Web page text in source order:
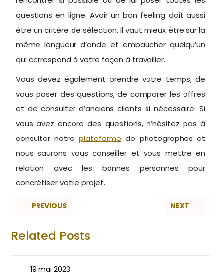
questions en ligne. Avoir un bon feeling doit aussi
être un critère de sélection. Il vaut mieux être sur la
même longueur d’onde et embaucher quelqu’un
qui correspond à votre façon à travailler.
Vous devez également prendre votre temps, de
vous poser des questions, de comparer les offres
et de consulter d’anciens clients si nécessaire. Si
vous avez encore des questions, n’hésitez pas à
consulter notre plateforme de photographes et
nous saurons vous conseiller et vous mettre en
relation avec les bonnes personnes pour
concrétiser votre projet.
PREVIOUS NEXT
Related Posts
19 mai 2023